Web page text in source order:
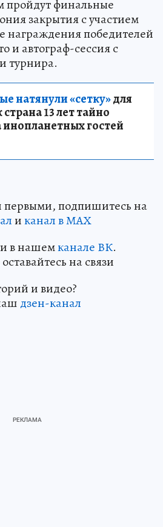
финальные
закрытия с участием
награждения победителей
и автограф-сессия с
турнира.
натянули «сетку»для
13 лет тайно
инопланетных гостей
первыми, подпишитесь на
иканал в МАХ
в нашемканале ВК.
на связи
и видео?
дзен-канал